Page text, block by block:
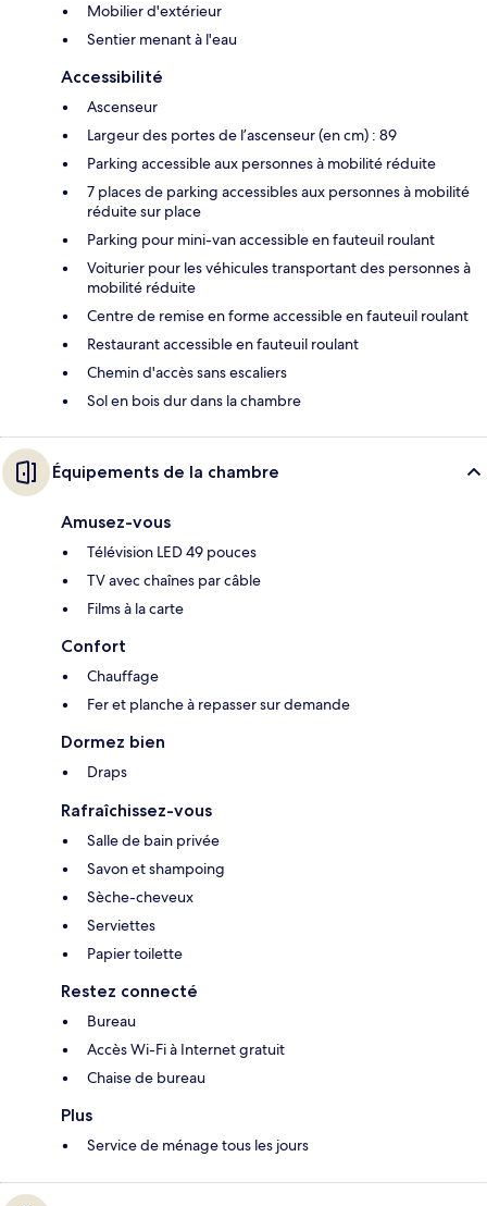
Mobilier d'extérieur
Sentier menant à l'eau
Accessibilité
Ascenseur
Largeur des portes de l’ascenseur (en cm) : 89
Parking accessible aux personnes à mobilité réduite
7 places de parking accessibles aux personnes à mobilité
réduite sur place
Parking pour mini-van accessible en fauteuil roulant
Voiturier pour les véhicules transportant des personnes à
mobilité réduite
Centre de remise en forme accessible en fauteuil roulant
Restaurant accessible en fauteuil roulant
Chemin d'accès sans escaliers
Sol en bois dur dans la chambre
Équipements de la chambre
Amusez-vous
Télévision LED 49 pouces
TV avec chaînes par câble
Films à la carte
Confort
Chauffage
Fer et planche à repasser sur demande
Dormez bien
Draps
Rafraîchissez-vous
Salle de bain privée
Savon et shampoing
Sèche-cheveux
Serviettes
Papier toilette
Restez connecté
Bureau
Accès Wi-Fi à Internet gratuit
Chaise de bureau
Plus
Service de ménage tous les jours